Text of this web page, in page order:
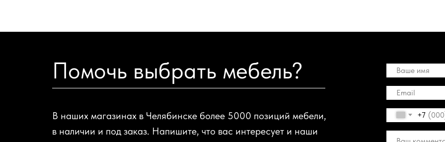
Помочь выбрать мебель?
+7
В наших магазинах в Челябинске более 5000 позиций мебели,
в наличии и под заказ. Напишите, что вас интересует и наши